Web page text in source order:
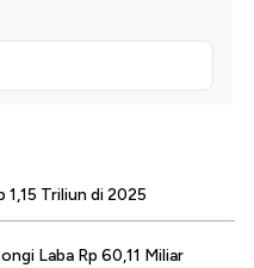
1,15 Triliun di 2025
Laba Rp 60,11 Miliar